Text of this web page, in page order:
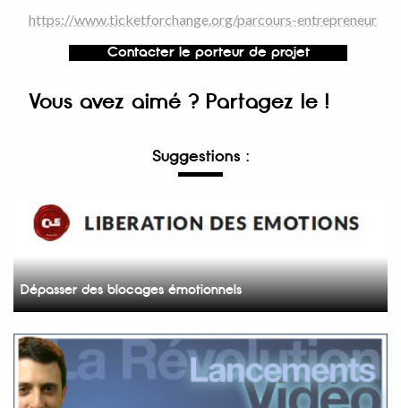
https://www.ticketforchange.org/parcours-entrepreneur
Contacter le porteur de projet
Vous avez aimé ? Partagez le !
Suggestions :
Dépasser des blocages émotionnels